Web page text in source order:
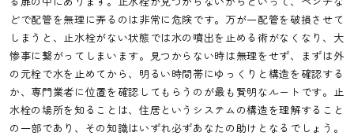
どで配管を無理に弄るのは非常に危険です。万が一配管を破損させて
しまうと、止水栓がない状態では水の噴出を止める術がなくなり、大
惨事に繋がってしまいます。見つからない時は無理をせず、まずは外
の元栓で水を止めてから、明るい時間帯にゆっくりと構造を確認する
か、専門業者に位置を確認してもらうのが最も賢明なルートです。止
水栓の場所を知ることは、住居というシステムの構造を理解すること
の一部であり、その知識はいずれ必ずあなたの助けとなるでしょう。